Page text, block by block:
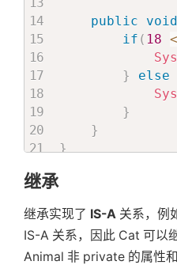
public void
if ( 18
}
else
}
}
}
继承
继承实现了 IS-A 关系，例
IS-A 关系，因此 Cat 可以
Animal 非 private 的属性和